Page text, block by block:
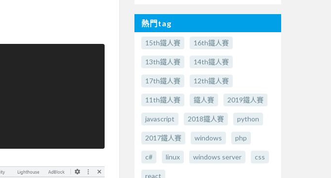
熱門tag
15th鐵人賽 16th鐵人賽
13th鐵人賽 14th鐵人賽
17th鐵人賽 12th鐵人賽
11th鐵人賽 鐵人賽 2019鐵人賽
javascript 2018鐵人賽 python
2017鐵人賽 windows php
c# linux windows server css
react